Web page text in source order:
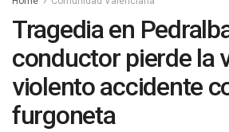
Tragedia en
conductor pierde la
violento accidente
furgoneta